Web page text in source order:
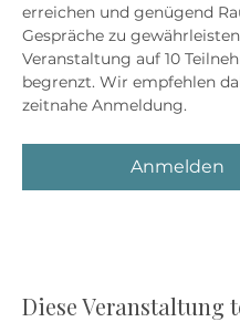
erreichen und genügend
Gespräche zu
Veranstaltung auf 10
begrenzt. Wir empfehlen
zeitnahe Anmeldung.
Anmelden
Diese Veranstaltung